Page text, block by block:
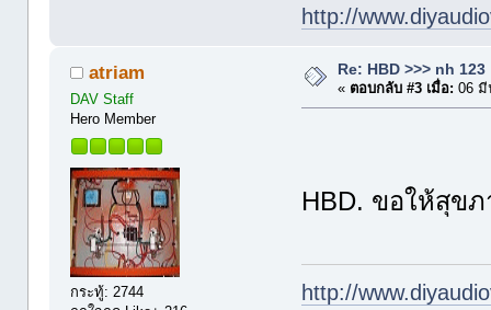
http://
atriam
DAV Staff
Hero Member
กระทู้: 2744
Re: HBD >>> nh 123
« ตอบกลับ #3 เมื่อ: 06 มี
HBD. ขอให้สุข
http://